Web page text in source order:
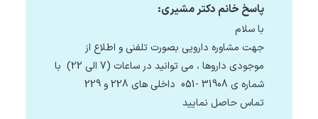
پاسخ خانم دکتر مشیری:
با سلام
جهت مشاوره دارویی بصورت تلفنی و اطلاع از
موجودی داروها ، می توانید در ساعات (7 الی 22) با
شماره ی 31908 -051 داخلی های 228 و 229
تماس حاصل نمایید